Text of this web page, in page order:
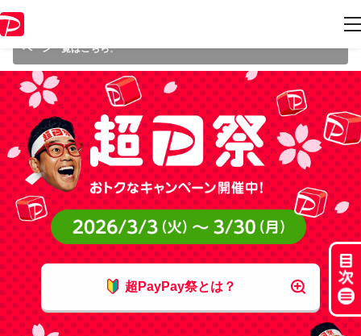
ジ内の情報はキャンペーン終了時点のものになります。
ペーン一覧はこちら。
超PayPay祭とは？